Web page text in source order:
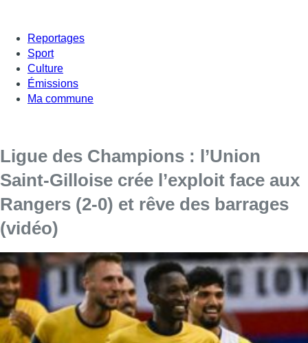
Reportages
Sport
Culture
Émissions
Ma commune
Ligue des Champions : l’Union
Saint-Gilloise crée l’exploit face aux
Rangers (2-0) et rêve des barrages
(vidéo)